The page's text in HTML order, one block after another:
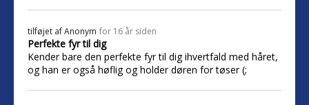
tilføjet afAnonym for 16 år siden
Perfekte fyr til dig
Kender bare den perfekte fyr til dig ihvertfald med håret,
og han er også høflig og holder døren for tøser (;